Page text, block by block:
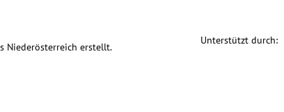
Niederösterreich erstellt.
Unterstützt durch: